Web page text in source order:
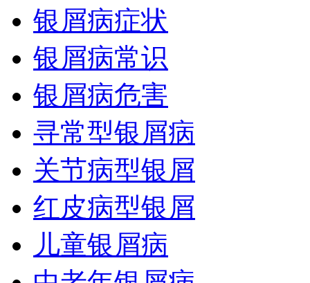
银屑病症状
银屑病常识
银屑病危害
寻常型银屑病
关节病型银屑
红皮病型银屑
儿童银屑病